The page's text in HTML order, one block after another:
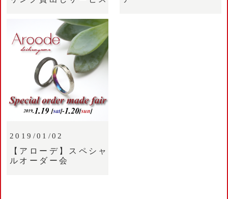
2019/01/02
【アローデ】スペシャ
ルオーダー会